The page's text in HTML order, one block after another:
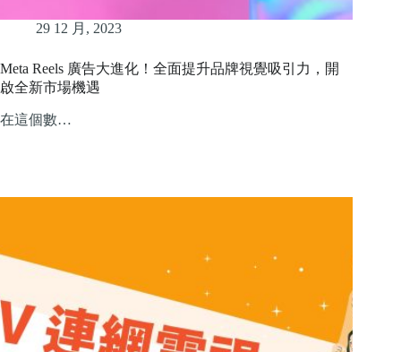
29 12 月, 2023
Meta Reels 廣告大進化！全面提升品牌視覺吸引力，開
啟全新市場機遇
在這個數…